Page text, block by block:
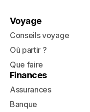
Voyage
Conseils voyage
Où partir ?
Que faire
Finances
Assurances
Banque